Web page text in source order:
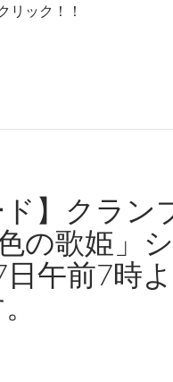
リック！！
ド】クラン
の歌姫」
午前7時